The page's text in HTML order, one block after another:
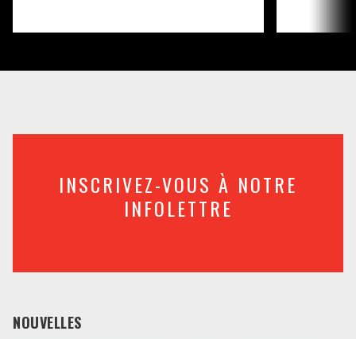
INSCRIVEZ-VOUS À NOTRE
INFOLETTRE
NOUVELLES